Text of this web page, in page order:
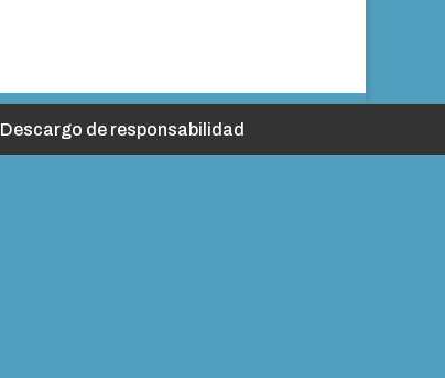
Descargo de responsabilidad